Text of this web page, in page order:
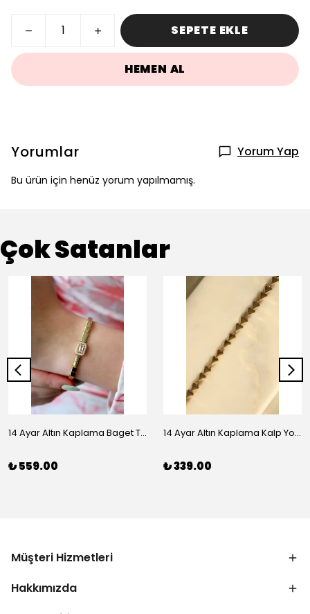
SEPETE EKLE
HEMEN AL
Yorumlar Yorum Yap
Bu ürün için henüz yorum yapılmamış.
Çok Satanlar
14 Ayar Altın Kaplama Baget Taşlı Vip Bileklik
₺ 559.00
14 Ayar Altın Kaplama Kalp Yolu Bileklik
₺ 339.00
Müşteri Hizmetleri
Hakkımızda